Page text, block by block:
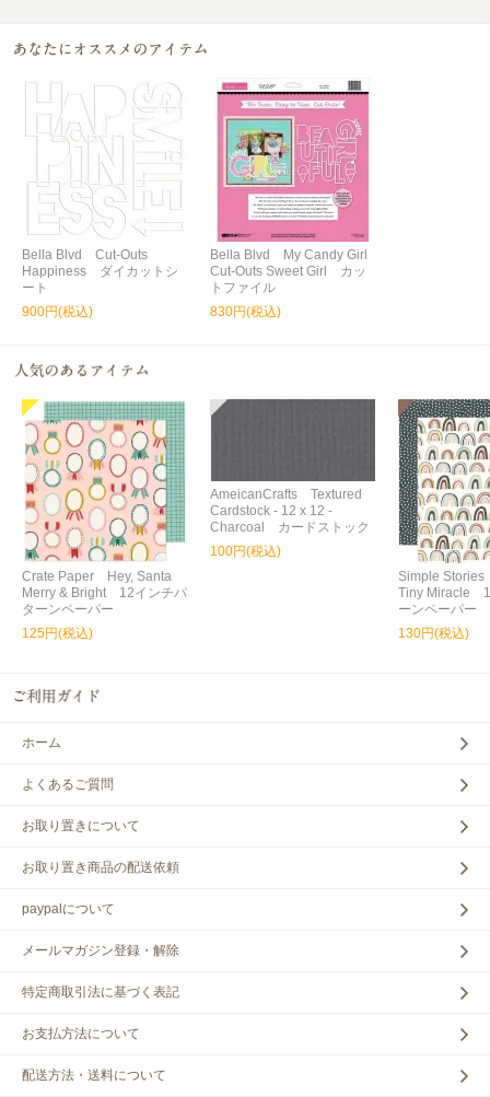
Bella Blvd Cut-Outs
Happiness ダイカットシ
ート
900円(税込)
Bella Blvd My Candy Girl
Cut-Outs Sweet Girl カッ
トファイル
830円(税込)
Crate Paper Hey, Santa
Merry & Bright 12インチパ
ターンペーパー
125円(税込)
AmeicanCrafts Textured
Cardstock - 12 x 12 -
Charcoal カードストック
100円(税込)
Simple
Tiny Miracle
ーンペーパー
130円(税込)
ホーム
よくあるご質問
お取り置きについて
お取り置き商品の配送依頼
paypalについて
メールマガジン登録・解除
特定商取引法に基づく表記
お支払方法について
配送方法・送料について